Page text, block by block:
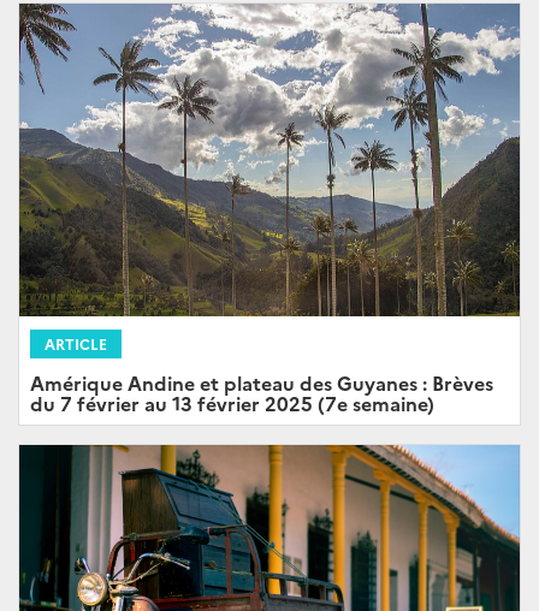
ARTICLE
Amérique Andine et plateau des Guyanes : Brèves
du 7 février au 13 février 2025 (7e semaine)